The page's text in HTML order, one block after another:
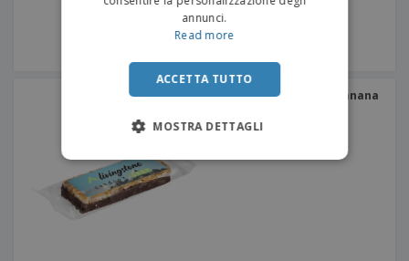
Barretta energetica | Banana
annunci.
Read more
ACCETTA TUTTO
MOSTRA DETTAGLI